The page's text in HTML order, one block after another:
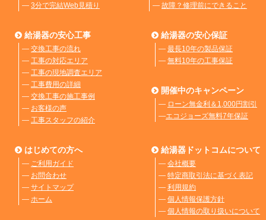
― 3分で完結Web見積り
― 故障？修理前にできること
給湯器の安心工事
― 交換工事の流れ
― 工事の対応エリア
― 工事の現地調査エリア
― 工事費用の詳細
― 交換工事の施工事例
― お客様の声
― 工事スタッフの紹介
給湯器の安心保証
― 最長10年の製品保証
― 無料10年の工事保証
開催中のキャンペーン
― ローン無金利＆1,000円割引
―エコジョーズ無料7年保証
はじめての方へ
― ご利用ガイド
― お問合わせ
― サイトマップ
― ホーム
給湯器ドットコムについて
― 会社概要
― 特定商取引法に基づく表記
― 利用規約
― 個人情報保護方針
― 個人情報の取り扱いについて